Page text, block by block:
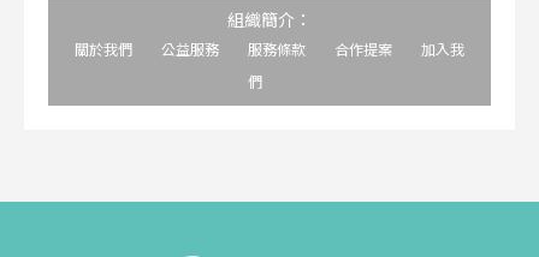
組織簡介：
關於我們 公益服務 服務條款 合作提案
加入我
們